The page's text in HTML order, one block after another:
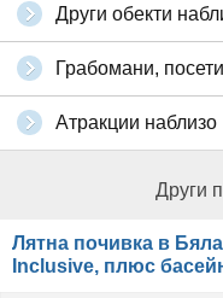
Други обекти
Грабомани,
Атракции наблизо
Други
Лятна почивка в
Inclusive, плюс